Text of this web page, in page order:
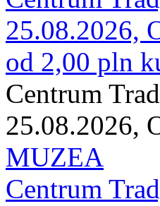
25.08.2026,
od 2,00 pln
Centrum
25.08.2026,
MUZEA
Centrum